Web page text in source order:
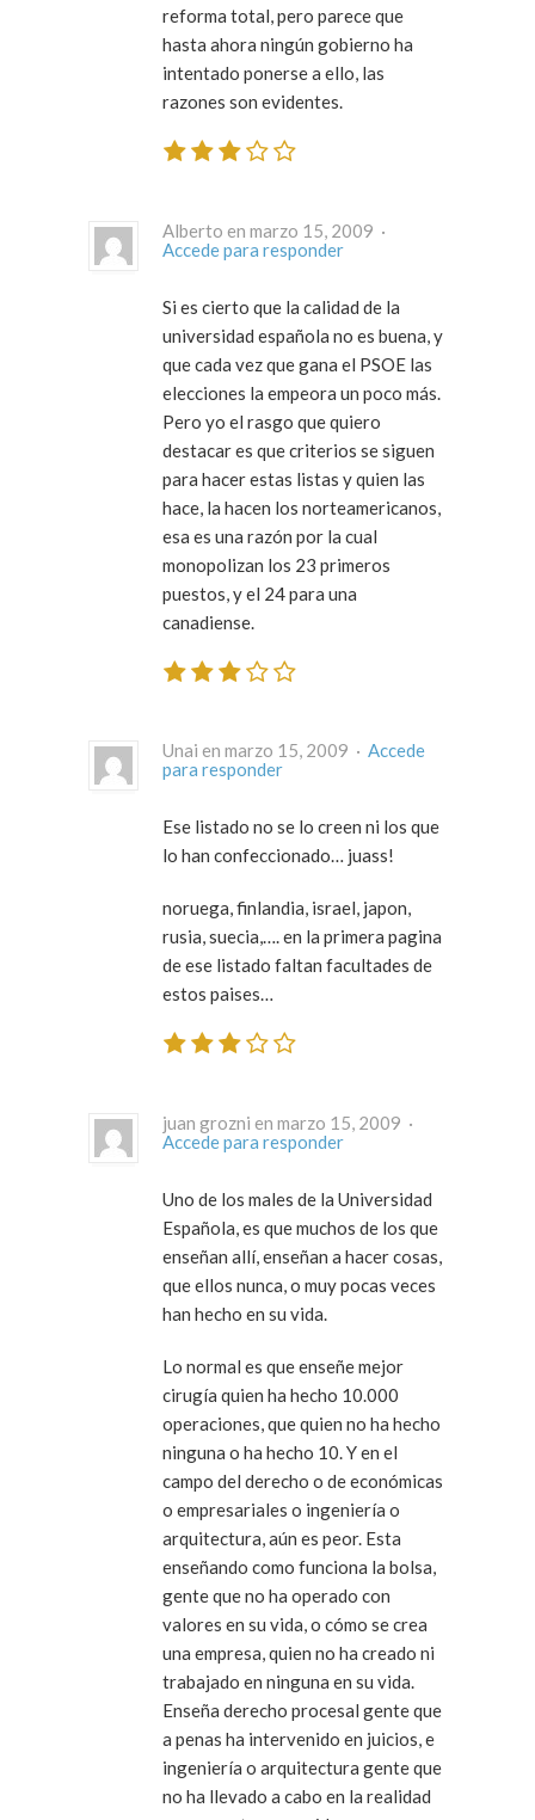
reforma total, pero parece que
hasta ahora ningún gobierno ha
intentado ponerse a ello, las
razones son evidentes.
Alberto en marzo 15, 2009 ·
Accede para responder
Si es cierto que la calidad de la
universidad española no es buena, y
que cada vez que gana el PSOE las
elecciones la empeora un poco más.
Pero yo el rasgo que quiero
destacar es que criterios se siguen
para hacer estas listas y quien las
hace, la hacen los norteamericanos,
esa es una razón por la cual
monopolizan los 23 primeros
puestos, y el 24 para una
canadiense.
Unai en marzo 15, 2009 · Accede
para responder
Ese listado no se lo creen ni los que
lo han confeccionado… juass!
noruega, finlandia, israel, japon,
rusia, suecia,…. en la primera pagina
de ese listado faltan facultades de
estos paises…
juan grozni en marzo 15, 2009 ·
Accede para responder
Uno de los males de la Universidad
Española, es que muchos de los que
enseñan allí, enseñan a hacer cosas,
que ellos nunca, o muy pocas veces
han hecho en su vida.
Lo normal es que enseñe mejor
cirugía quien ha hecho 10.000
operaciones, que quien no ha hecho
ninguna o ha hecho 10. Y en el
campo del derecho o de económicas
o empresariales o ingeniería o
arquitectura, aún es peor. Esta
enseñando como funciona la bolsa,
gente que no ha operado con
valores en su vida, o cómo se crea
una empresa, quien no ha creado ni
trabajado en ninguna en su vida.
Enseña derecho procesal gente que
a penas ha intervenido en juicios, e
ingeniería o arquitectura gente que
no ha llevado a cabo en la realidad